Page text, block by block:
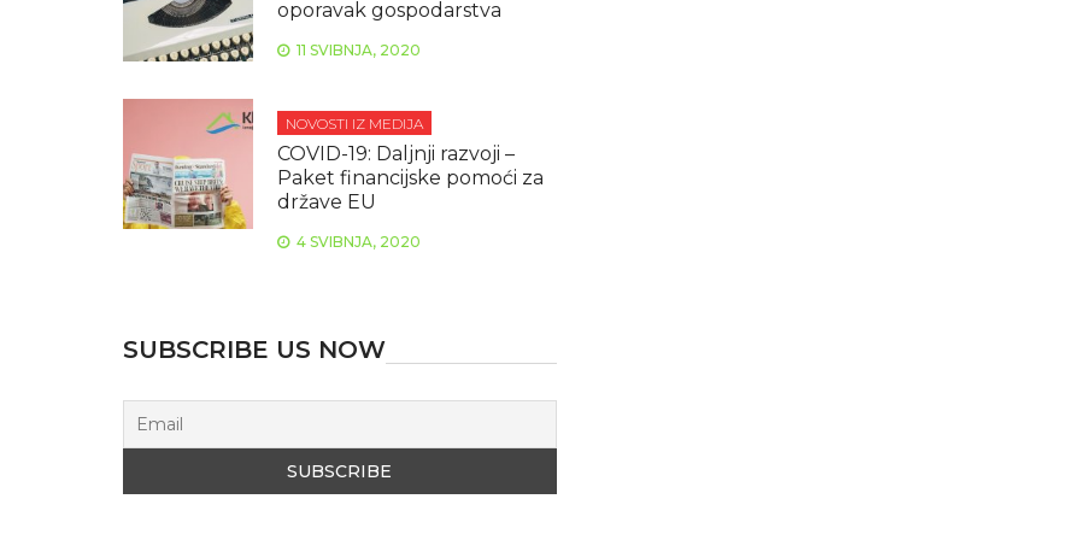
oporavak gospodarstva
11 SVIBNJA, 2020
NOVOSTI IZ MEDIJA
COVID-19: Daljnji razvoji –
Paket financijske pomoći za
države EU
4 SVIBNJA, 2020
SUBSCRIBE US NOW